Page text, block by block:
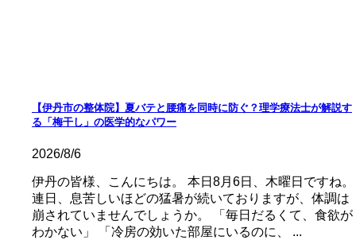
【伊丹市の整体院】夏バテと腰痛を同時に防ぐ？理学療法士が解説す
る「梅干し」の医学的なパワー
2026/8/6
伊丹の皆様、こんにちは。 本日8月6日、木曜日ですね。
連日、息苦しいほどの猛暑が続いておりますが、体調は
崩されていませんでしょうか。 「毎日だるくて、食欲が
わかない」 「冷房の効いた部屋にいるのに、 ...